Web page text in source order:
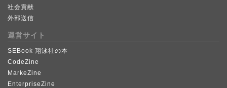
社会貢献
外部送信
運営サイト
SEBook 翔泳社の本
CodeZine
MarkeZine
EnterpriseZine